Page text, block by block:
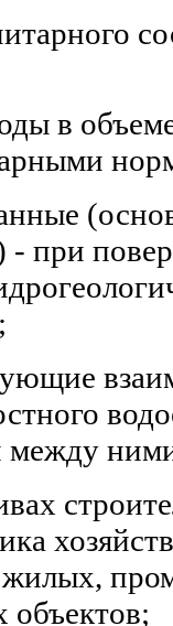
в
при
между
жилых,
объектов;